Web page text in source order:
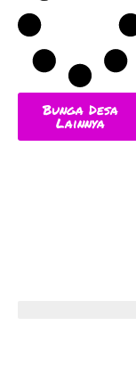
Bunga Desa
Lainnya